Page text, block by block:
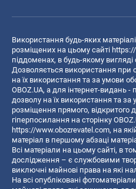
Використання будь-яких
розміщених на цьому сайті
піддоменах, в будь-якому вигляді
Дозволяється використання при
на їх використання та за умови
OBOZ.UA, а для інтернет-видань
дозволу на їх використання та за
розміщення прямого, відкритого
гіперпосилання на сторінку
https://www.obozrevatel.com, на
матеріал в першому абзаці
Всі матеріали на цьому сайті, в
дослідження – є службовими
виключні майнові права на які
На всі опубліковані